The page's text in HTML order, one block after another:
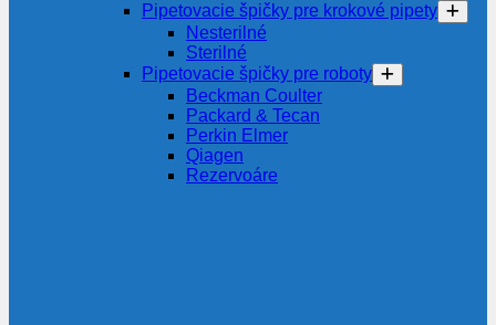
Pipetovacie špičky pre krokové pipety
Nesterilné
Sterilné
Pipetovacie špičky pre roboty
Beckman Coulter
Packard & Tecan
Perkin Elmer
Qiagen
Rezervoáre